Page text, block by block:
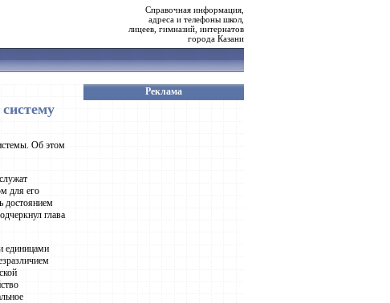
Справочная информация,
адреса и телефоны школ,
лицеев, гимназий, интернатов
города Казани
Об этом
для его
достоянием
глава
единицами
Реклама